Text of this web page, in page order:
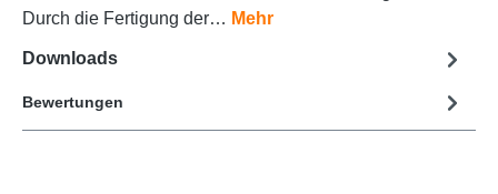
Durch die Fertigung der… Mehr
Downloads
Bewertungen